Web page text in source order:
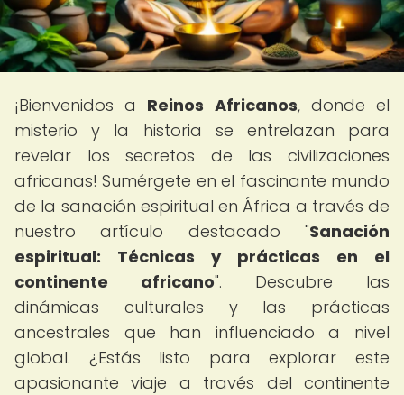
¡Bienvenidos a Reinos Africanos, donde el
misterio y la historia se entrelazan para
revelar los secretos de las civilizaciones
africanas! Sumérgete en el fascinante mundo
de la sanación espiritual en África a través de
nuestro artículo destacado "Sanación
espiritual: Técnicas y prácticas en el
continente africano". Descubre las
dinámicas culturales y las prácticas
ancestrales que han influenciado a nivel
global. ¿Estás listo para explorar este
apasionante viaje a través del continente